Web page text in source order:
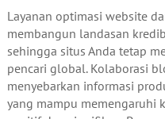
Layanan optimasi website
membangun landasan
sehingga situs Anda tetap
pencari global. Kolaborasi
menyebarkan informasi
yang mampu memengaruhi